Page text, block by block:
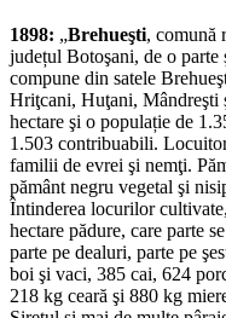
1898: „Brehueşti, comună
județul Boto­şani, de o parte
compune din sa­tele
Hriţcani, Huţani, Mândreşti
hectare şi o populație de
1.503 contribuabili.
familii de evrei şi nemţi.
pământ negru vegetal şi
Întinderea locurilor
hectare pădure, care parte
parte pe dealuri, parte pe
boi şi vaci, 385 cai, 624
218 kg ceară şi 880 kg